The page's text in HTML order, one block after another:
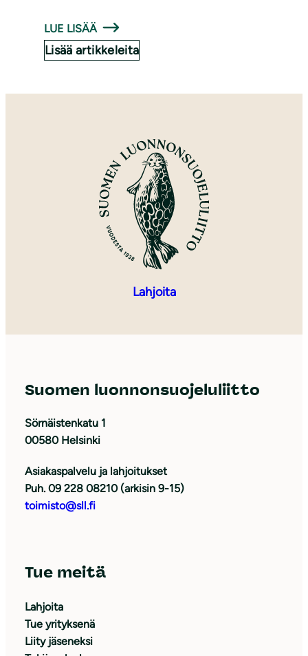
LUE LISÄÄ
Lisää artikkeleita
Lahjoita
Suomen luonnonsuojeluliitto
Sörnäistenkatu 1
00580 Helsinki
Asiakaspalvelu ja lahjoitukset
Puh. 09 228 08210 (arkisin 9-15)
toimisto@sll.fi
Tue meitä
Lahjoita
Tue yrityksenä
Liity jäseneksi